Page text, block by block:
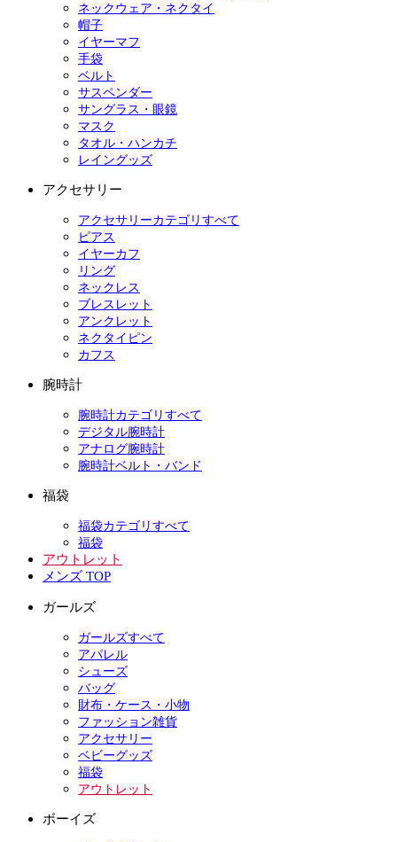
ネックウェア・ネクタイ
帽子
イヤーマフ
手袋
ベルト
サスペンダー
サングラス・眼鏡
マスク
タオル・ハンカチ
レイングッズ
アクセサリー
アクセサリーカテゴリすべて
ピアス
イヤーカフ
リング
ネックレス
ブレスレット
アンクレット
ネクタイピン
カフス
腕時計
腕時計カテゴリすべて
デジタル腕時計
アナログ腕時計
腕時計ベルト・バンド
福袋
福袋カテゴリすべて
福袋
アウトレット
メンズ TOP
ガールズ
ガールズすべて
アパレル
シューズ
バッグ
財布・ケース・小物
ファッション雑貨
アクセサリー
ベビーグッズ
福袋
アウトレット
ボーイズ